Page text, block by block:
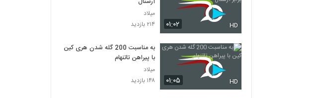
۰۱:۰۲ HD
میلاد
۲۱۴ بازدید
۰۱:۰۵ HD
به مناسبت 200 گله شدن هری کین
با پیراهن تاتنهام
میلاد
۱۴۸ بازدید